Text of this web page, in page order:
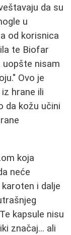
da su
u
od korisnica
te Biofar
nisam
Ovo je
hrane ili
da kožu učini
koja
neće
i dalje
kapsule nisu
značaj... ali